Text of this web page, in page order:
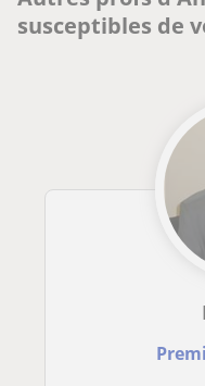
susceptibles de